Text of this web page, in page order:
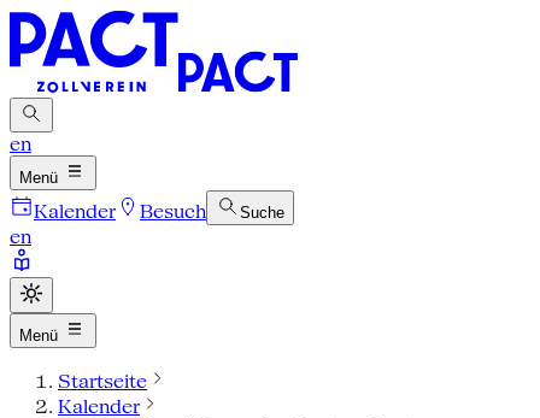
en
Menü
Kalender Besuch Suche
en
Menü
Startseite
Kalender